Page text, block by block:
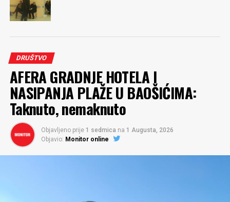
DRUŠTVO
AFERA GRADNJE HOTELA I
NASIPANJA PLAŽE U BAOŠIĆIMA:
Taknuto, nemaknuto
Objavljeno prije 1 sedmica na 1 Augusta, 2026
Objavio: Monitor online